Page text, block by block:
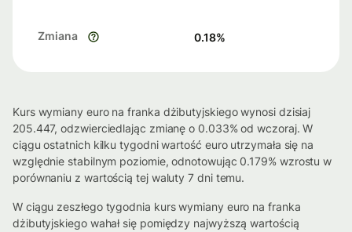
Zmiana 0.18%
Kurs wymiany euro na franka dżibutyjskiego wynosi dzisiaj
205.447, odzwierciedlając zmianę o 0.033% od wczoraj. W
ciągu ostatnich kilku tygodni wartość euro utrzymała się na
względnie stabilnym poziomie, odnotowując 0.179% wzrostu w
porównaniu z wartością tej waluty 7 dni temu.
W ciągu zeszłego tygodnia kurs wymiany euro na franka
dżibutyjskiego wahał się pomiędzy najwyższą wartością